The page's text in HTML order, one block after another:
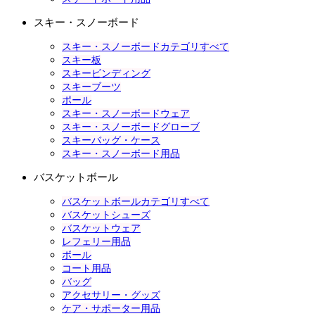
スキー・スノーボード
スキー・スノーボードカテゴリすべて
スキー板
スキービンディング
スキーブーツ
ポール
スキー・スノーボードウェア
スキー・スノーボードグローブ
スキーバッグ・ケース
スキー・スノーボード用品
バスケットボール
バスケットボールカテゴリすべて
バスケットシューズ
バスケットウェア
レフェリー用品
ボール
コート用品
バッグ
アクセサリー・グッズ
ケア・サポーター用品